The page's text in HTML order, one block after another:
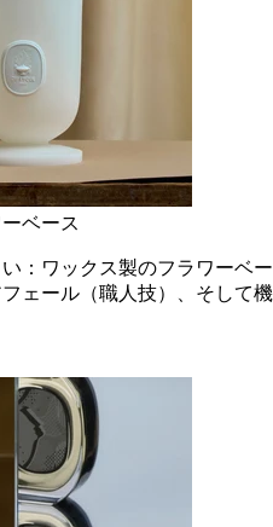
ベース
：ワックス製のフラワーベー
ェール（職人技）、そして機